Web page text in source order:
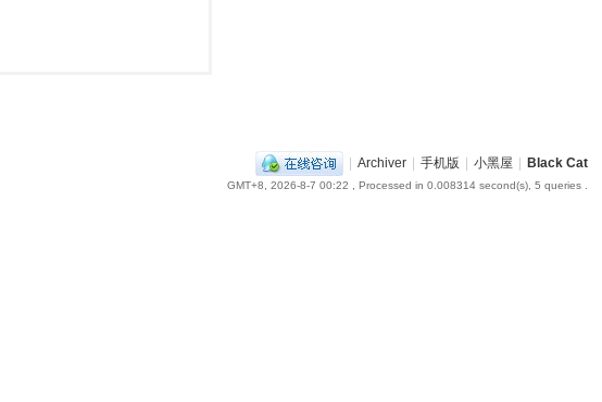
| Archiver | 手机版 | 小黑屋 | Black Cat
GMT+8, 2026-8-7 00:22 , Processed in 0.008314 second(s), 5 queries .